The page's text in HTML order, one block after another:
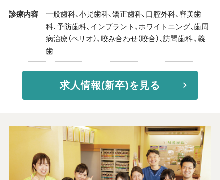
診療内容
一般歯科、小児歯科、矯正歯科、口腔外科、審美歯
科、予防歯科、インプラント、ホワイトニング、歯周
病治療（ペリオ）、咬み合わせ（咬合）、訪問歯科 、義
歯
求人情報(新卒)を見る